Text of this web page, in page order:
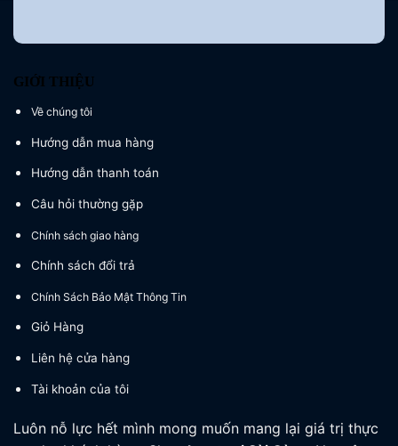
GIỚI THIỆU
Về chúng tôi
Hướng dẫn mua hàng
Hướng dẫn thanh toán
Câu hỏi thường gặp
Chính sách giao hàng
Chính sách đổi trả
Chính Sách Bảo Mật Thông Tin
Giỏ Hàng
Liên hệ cửa hàng
Tài khoản của tôi
Luôn nỗ lực hết mình mong muốn mang lại giá trị thực